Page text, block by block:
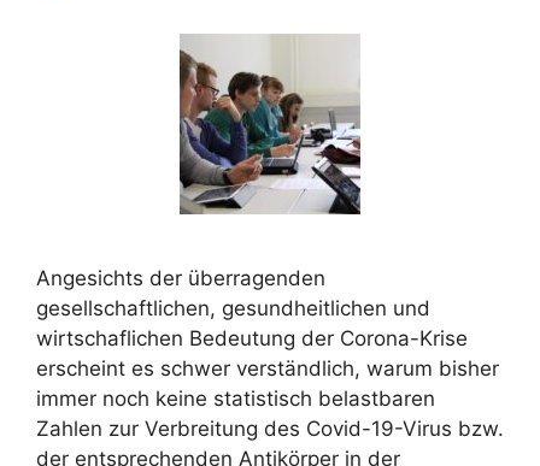
Angesichts der überragenden
gesellschaftlichen, gesundheitlichen und
wirtschaflichen Bedeutung der Corona-Krise
erscheint es schwer verständlich, warum bisher
immer noch keine statistisch belastbaren
Zahlen zur Verbreitung des Covid-19-Virus bzw.
der entsprechenden Antikörper in der